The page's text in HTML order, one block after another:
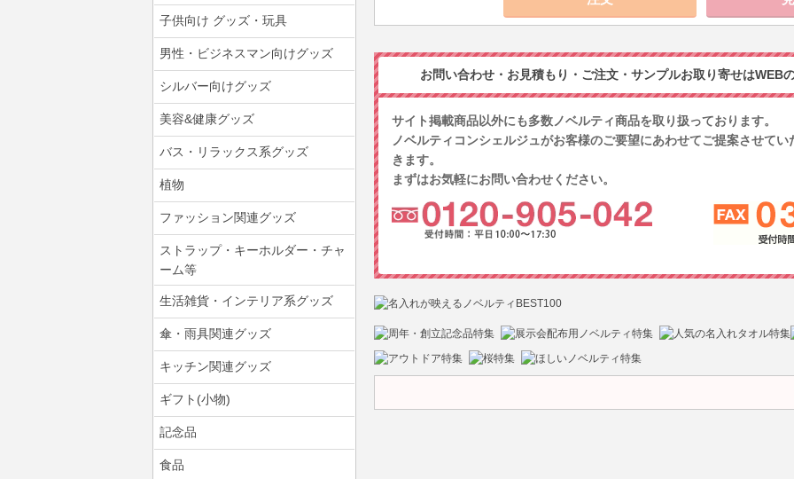
子供向け グッズ・玩具
男性・ビジネスマン向けグッズ
シルバー向けグッズ
美容&健康グッズ
バス・リラックス系グッズ
植物
ファッション関連グッズ
ストラップ・キーホルダー・チャ
ーム等
生活雑貨・インテリア系グッズ
傘・雨具関連グッズ
キッチン関連グッズ
ギフト(小物)
記念品
食品
お問い合わせ・お見積もり・ご注文・サンプルお取り寄せはWEB
サイト掲載商品以外にも多数ノベルティ商品を取り扱っております。
ノベルティコンシェルジュがお客様のご要望にあわせてご提案させてい
きます。
まずはお気軽にお問い合わせください。